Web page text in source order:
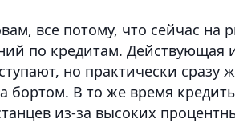
все потому, что сейчас
по кредитам. Действующая
но практически
бортом. В то же время
из-за высоких